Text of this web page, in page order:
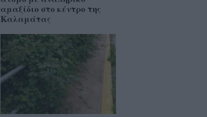
αμαξίδιο στο κέντρο της
Καλαμάτας